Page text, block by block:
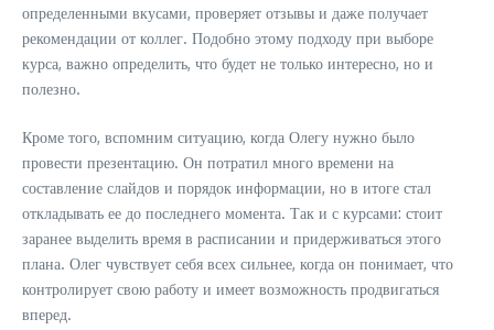
определенными вкусами, проверяет отзывы и даже получает
рекомендации от коллег. Подобно этому подходу при выборе
курса, важно определить, что будет не только интересно, но и
полезно.
Кроме того, вспомним ситуацию, когда Олегу нужно было
провести презентацию. Он потратил много времени на
составление слайдов и порядок информации, но в итоге стал
откладывать ее до последнего момента. Так и с курсами: стоит
заранее выделить время в расписании и придерживаться этого
плана. Олег чувствует себя всех сильнее, когда он понимает, что
контролирует свою работу и имеет возможность продвигаться
вперед.